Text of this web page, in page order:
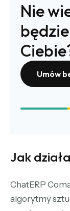
Nie
Umów
Jak
ChatERP
algorytmy